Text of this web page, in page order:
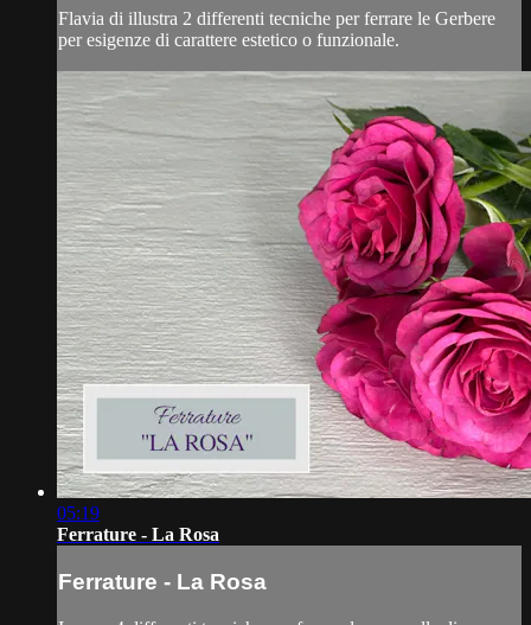
Flavia di illustra 2 differenti tecniche per ferrare le Gerbere
per esigenze di carattere estetico o funzionale.
05:19
Ferrature - La Rosa
Ferrature - La Rosa